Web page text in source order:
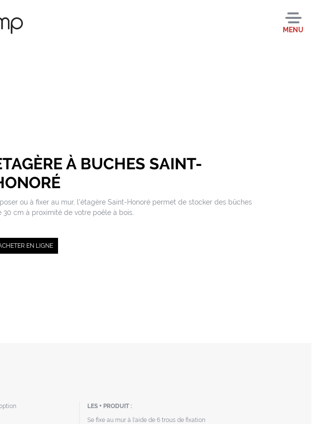
MENU
À BUCHES SAINT-
ou à fixer au mur, l'étagère Saint-Honoré permet de stocker des bûches
30 cm à proximité de votre poêle à bois.
EN LIGNE
LES + PRODUIT :
Se fixe au mur à l'aide de 6 trous de fixation